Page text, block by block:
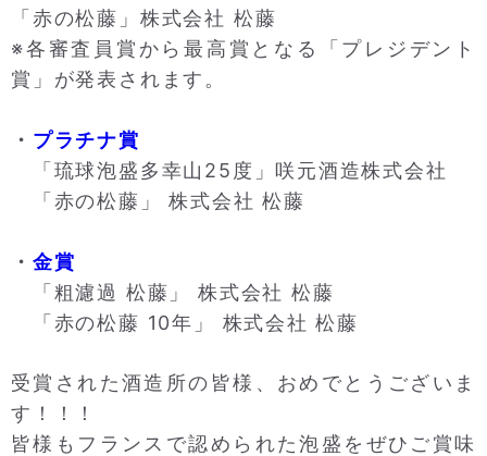
「赤の松藤」株式会社 松藤
※各審査員賞から最高賞となる「プレジデント
賞」が発表されます。
・ プラチナ賞
「琉球泡盛多幸山25度」咲元酒造株式会社
「赤の松藤」 株式会社 松藤
・ 金賞
「粗濾過 松藤」 株式会社 松藤
「赤の松藤 10年」 株式会社 松藤
受賞された酒造所の皆様、おめでとうございま
す！！！
皆様もフランスで認められた泡盛をぜひご賞味